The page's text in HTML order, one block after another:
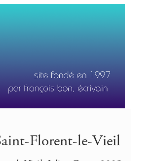
Florent-le-Vieil